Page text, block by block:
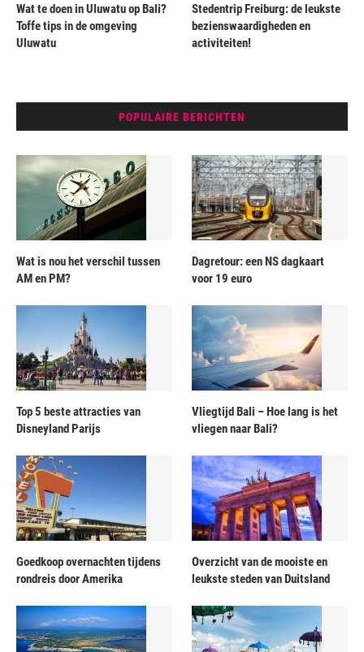
Wat te doen in Uluwatu op Bali?
Toffe tips in de omgeving
Uluwatu
Stedentrip Freiburg: de leukste
bezienswaardigheden en
activiteiten!
POPULAIRE BERICHTEN
Wat is nou het verschil tussen
AM en PM?
Dagretour: een NS dagkaart
voor 19 euro
Top 5 beste attracties van
Disneyland Parijs
Vliegtijd Bali – Hoe lang is het
vliegen naar Bali?
Goedkoop overnachten tijdens
rondreis door Amerika
Overzicht van de mooiste en
leukste steden van Duitsland